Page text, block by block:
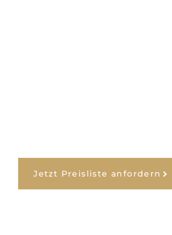
Jetzt Preisliste anfordern